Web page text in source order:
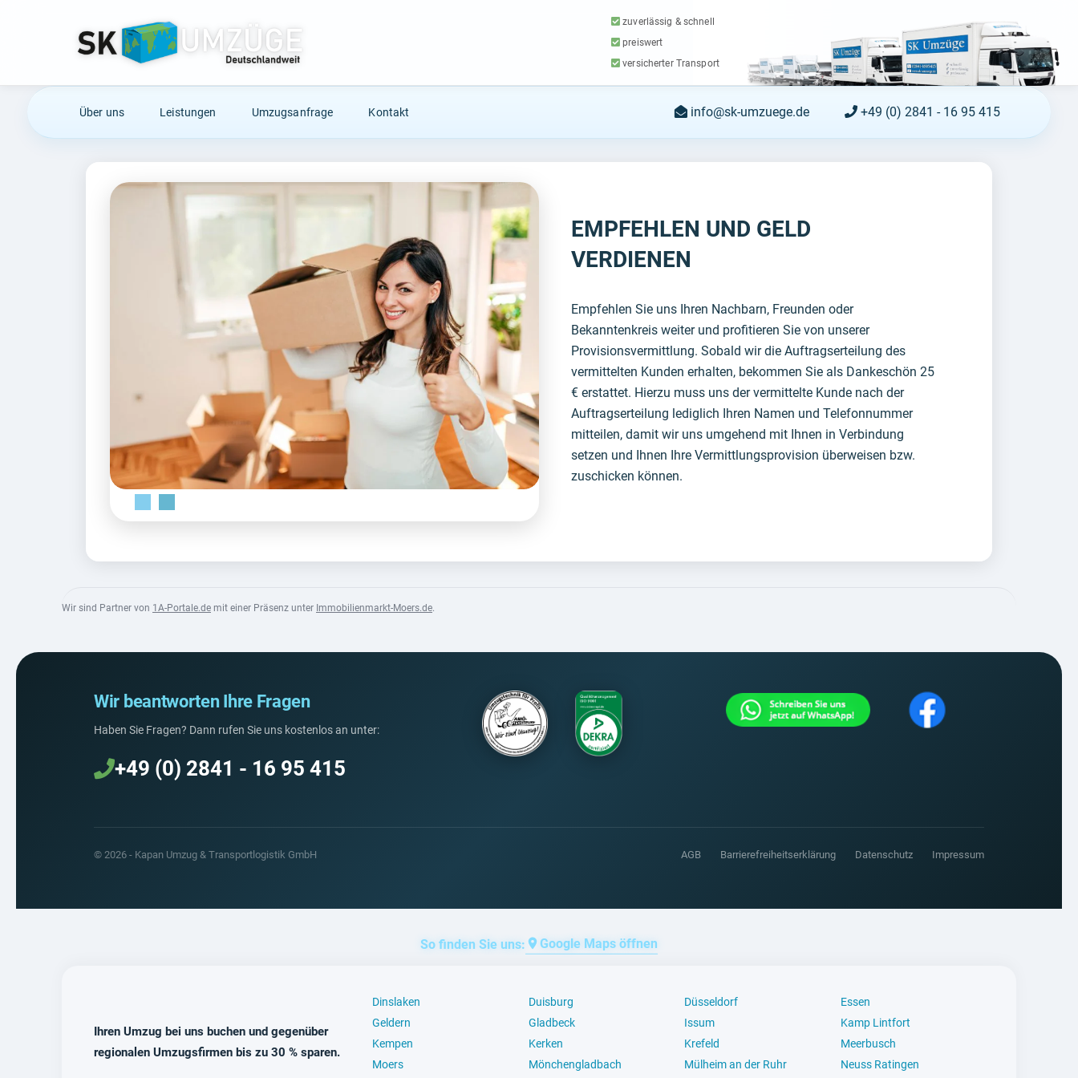
zuverlässig & schnell
preiswert
versicherter Transport
Über uns Leistungen Umzugsanfrage Kontakt info@sk-umzuege.de +49 (0) 2841 - 16 95 415
EMPFEHLEN UND GELD
VERDIENEN
Empfehlen Sie uns Ihren Nachbarn, Freunden oder
Bekanntenkreis weiter und profitieren Sie von unserer
Provisionsvermittlung. Sobald wir die Auftragserteilung des
vermittelten Kunden erhalten, bekommen Sie als Dankeschön 25
€ erstattet. Hierzu muss uns der vermittelte Kunde nach der
Auftragserteilung lediglich Ihren Namen und Telefonnummer
mitteilen, damit wir uns umgehend mit Ihnen in Verbindung
setzen und Ihnen Ihre Vermittlungsprovision überweisen bzw.
zuschicken können.
Wir sind Partner von 1A-Portale.de mit einer Präsenz unter Immobilienmarkt-Moers.de.
Wir beantworten Ihre Fragen
Haben Sie Fragen? Dann rufen Sie uns kostenlos an unter:
+49 (0) 2841 - 16 95 415
© 2026 - Kapan Umzug & Transportlogistik GmbH AGB Barrierefreiheitserklärung Datenschutz Impressum
So finden Sie uns: Google Maps öffnen
Ihren Umzug bei uns buchen und gegenüber
regionalen Umzugsfirmen bis zu 30 % sparen.
Dinslaken Duisburg Düsseldorf
Essen
Geldern
Gladbeck Issum
Kamp Lintfort
Kempen
Kerken Krefeld
Meerbusch
Moers
Mönchengladbach Mülheim an der Ruhr Neuss Ratingen